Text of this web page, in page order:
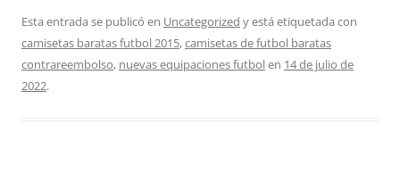
Esta entrada se publicó en Uncategorized y está etiquetada con
camisetas baratas futbol 2015,camisetas de futbol baratas
contrareembolso, nuevas equipaciones futbolen 14 de julio de
2022.